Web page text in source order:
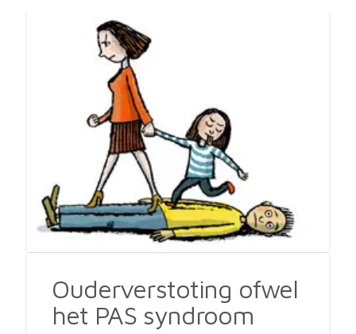
Ouderverstoting ofwel
het PAS syndroom